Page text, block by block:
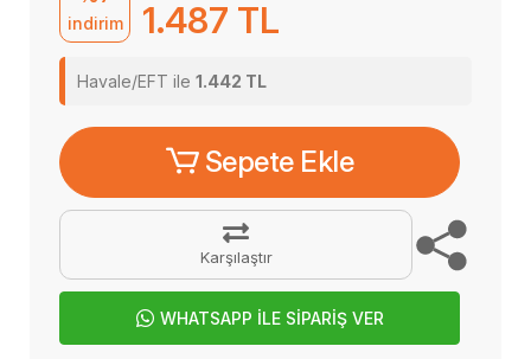
indirim 1.487 TL
Havale/EFT ile 1.442 TL
Sepete Ekle
Karşılaştır
WHATSAPP İLE SİPARİŞ VER